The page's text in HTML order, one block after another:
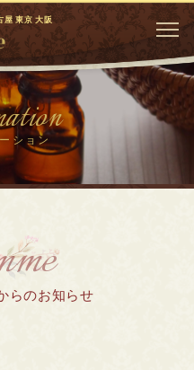
屋 東京 大阪
ション
らのお知らせ